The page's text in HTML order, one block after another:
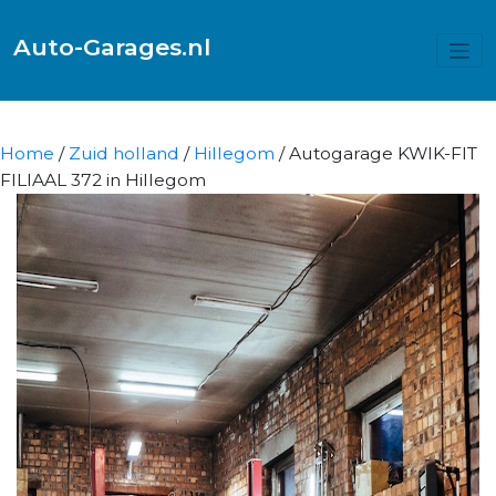
Auto-Garages.nl
Home / Zuid holland / Hillegom / Autogarage KWIK-FIT
FILIAAL 372 in Hillegom